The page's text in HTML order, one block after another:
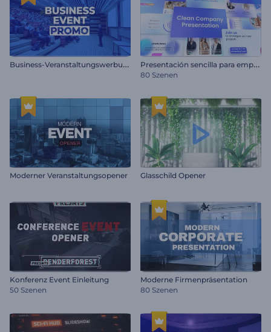
B
usiness-Veranstaltungswerbung P
resentación sencilla para empresas
80 Szenen
Moderner Veranstaltungsopener Glasschild Opener
Konferenz Event Einleitung
50 Szenen
Moderne Firmenpräsentation
80 Szenen